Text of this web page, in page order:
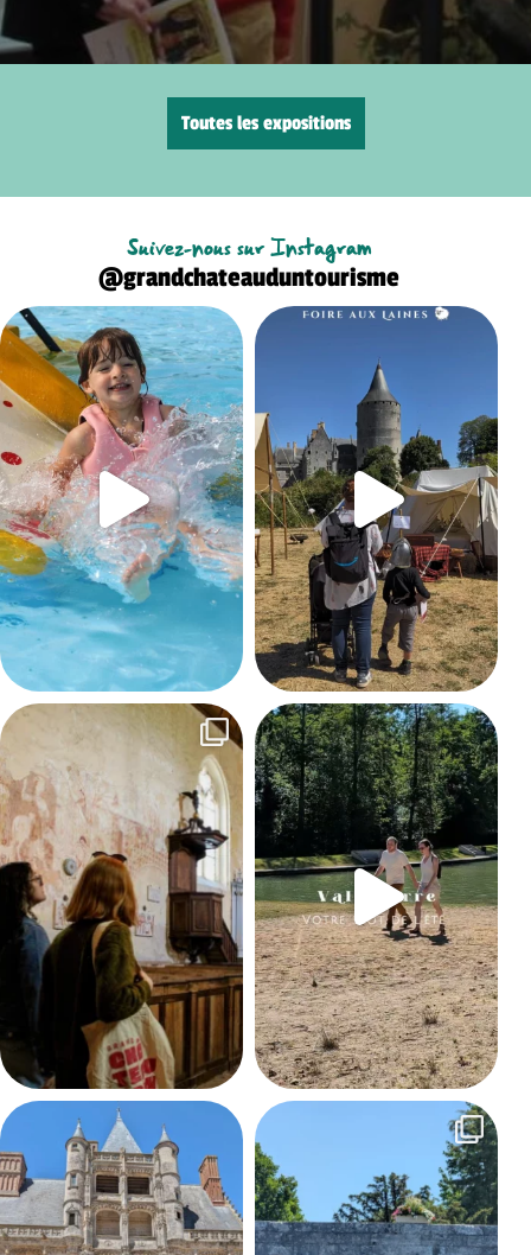
Toutes les expositions
Suivez-nous sur Instagram
@grandchateauduntourisme